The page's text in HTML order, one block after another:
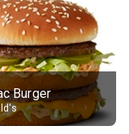
Burger